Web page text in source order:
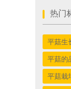
热门
平菇生
平菇的
平菇栽